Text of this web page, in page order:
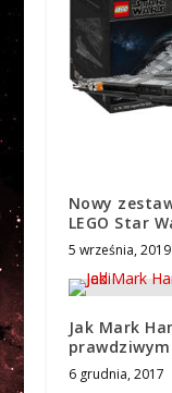
Nowy
LEGO Star
5 września, 2019
Jak Mark
prawdziwym
6 grudnia, 2017